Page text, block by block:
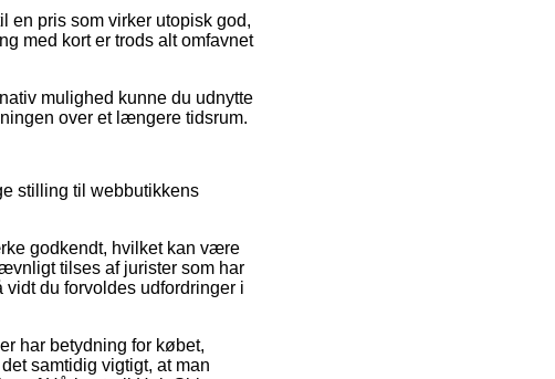
en pris som virker utopisk god,
med kort er trods alt omfavnet
mulighed kunne du udnytte
over et længere tidsrum.
stilling til webbutikkens
godkendt, hvilket kan være
tilses af jurister som har
du forvoldes udfordringer i
har betydning for købet,
samtidig vigtigt, at man